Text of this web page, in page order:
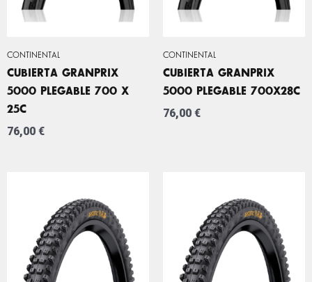
CONTINENTAL
CUBIERTA GRANPRIX
5000 PLEGABLE 700 X
25C
76,00 €
CONTINENTAL
CUBIERTA GRANPRIX
5000 PLEGABLE 700X28C
76,00 €